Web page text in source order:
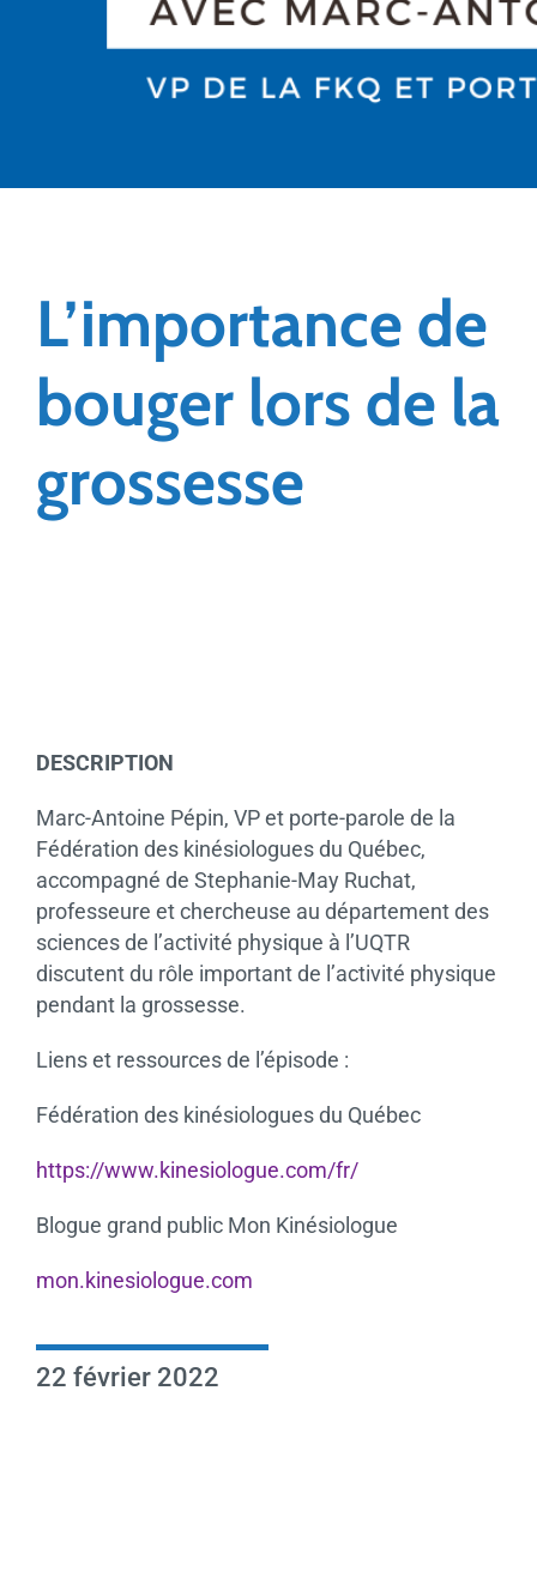
L’importance de
bouger lors de la
grossesse
DESCRIPTION
Marc-Antoine Pépin, VP et porte-parole de la
Fédération des kinésiologues du Québec,
accompagné de Stephanie-May Ruchat,
professeure et chercheuse au département des
sciences de l’activité physique à l’UQTR
discutent du rôle important de l’activité physique
pendant la grossesse.
Liens et ressources de l’épisode :
Fédération des kinésiologues du Québec
https://www.kinesiologue.com/fr/
Blogue grand public Mon Kinésiologue
mon.kinesiologue.com
22 février 2022